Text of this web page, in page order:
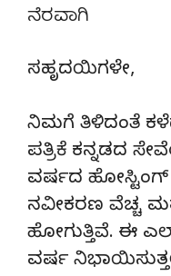
ನೆರವಾಗಿ
ಸಹೃದಯಿಗಳೇ,
ನಿಮಗೆ ತಿಳಿದಂತೆ
ಪತ್ರಿಕೆ ಕನ್ನಡದ
ವರ್ಷದ
ನವೀಕರಣ ವೆಚ್ಚ
ಹೋಗುತ್ತಿವೆ. ಈ
ವರ್ಷ